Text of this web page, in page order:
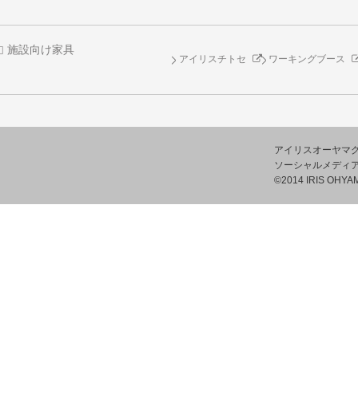
施設向け家具
アイリスチトセ ワーキングブース
アイリスオーヤマ
ソーシャルメディ
©2014 IRIS